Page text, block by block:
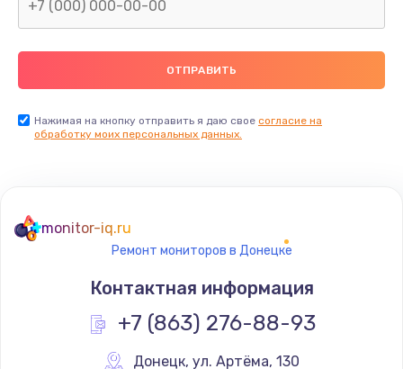
Восстановление данных
Заказать
Настройка Wi-Fi
от 1195 руб.
Ремонт подсветки
Нажимая на кнопку отправить я даю свое согласие на
обработку моих персональных данных.
monitor-iq.ru
Ремонт мониторов в Донецке
Контактная информация
+7 (863) 276-88-93
Донецк, ул. Артёма, 130